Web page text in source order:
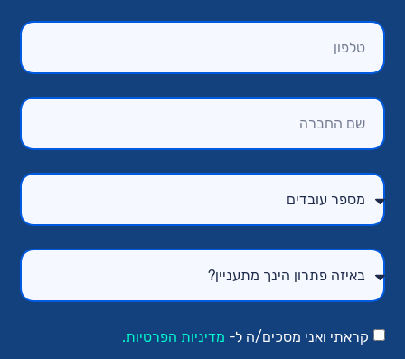
קראתי ואני מסכים/ה ל- מדיניות הפרטיות.